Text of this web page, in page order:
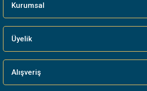
Kurumsal
Üyelik
Alışveriş